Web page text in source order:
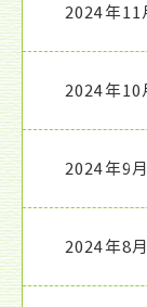
2024年11
2024年10
2024年9月
2024年8月